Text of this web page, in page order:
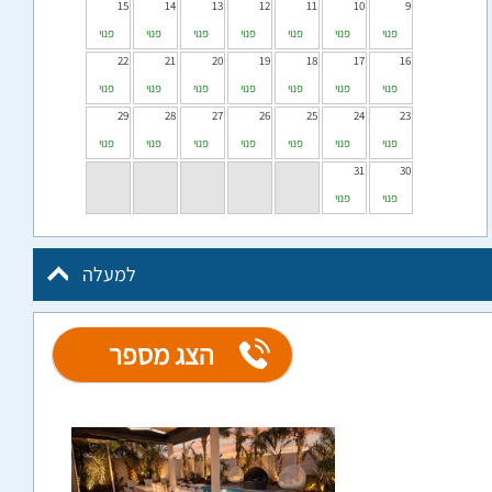
9
פנוי
10
פנוי
11
פנוי
12
פנוי
13
פנוי
14
פנוי
15
פנוי
16
פנוי
17
פנוי
18
פנוי
19
פנוי
20
פנוי
21
פנוי
22
פנוי
23
פנוי
24
פנוי
25
פנוי
26
פנוי
27
פנוי
28
פנוי
29
פנוי
30
פנוי
31
פנוי
למעלה
הצג מספר